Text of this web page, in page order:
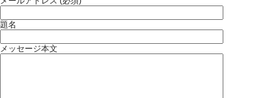
題名
メッセージ本文